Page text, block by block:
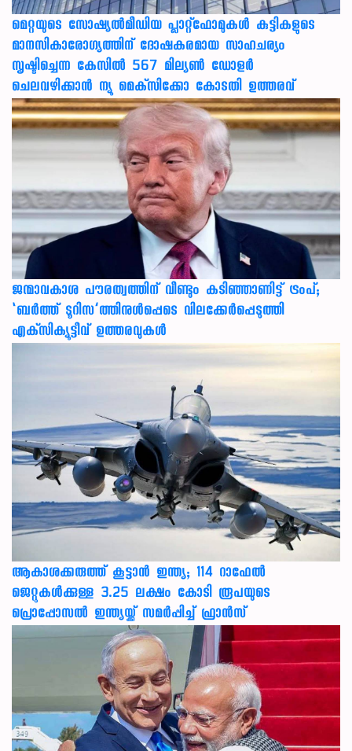
മെറ്റയുടെ സോഷ്യല്‍മീഡിയ പ്ലാറ്റ്‌ഫോമുകള്‍ കുട്ടികളുടെ
മാനസികാരോഗ്യത്തിന് ദോഷകരമായ സാഹചര്യം
സൃഷ്ടിച്ചെന്ന കേസില്‍ 567 മില്യണ്‍ ഡോളര്‍
ചെലവഴിക്കാന്‍ ന്യൂ മെക്‌സിക്കോ കോടതി ഉത്തരവ്
ജന്മാവകാശ പൗരത്വത്തിന് വീണ്ടും കടിഞ്ഞാണിട്ട് ട്രംപ്;
‘ബര്‍ത്ത് ടൂറിസ’ത്തിനുള്‍പ്പെടെ വിലക്കേര്‍പ്പെടുത്തി
എക്‌സിക്യൂട്ടീവ് ഉത്തരവുകള്‍
ആകാശക്കരുത്ത് കൂട്ടാൻ ഇന്ത്യ; 114 റാഫേൽ
ജെറ്റുകൾക്കുള്ള 3.25 ലക്ഷം കോടി രൂപയുടെ
പ്രൊപ്പോസൽ ഇന്ത്യയ്ക്ക് സമർപ്പിച്ച് ഫ്രാൻസ്